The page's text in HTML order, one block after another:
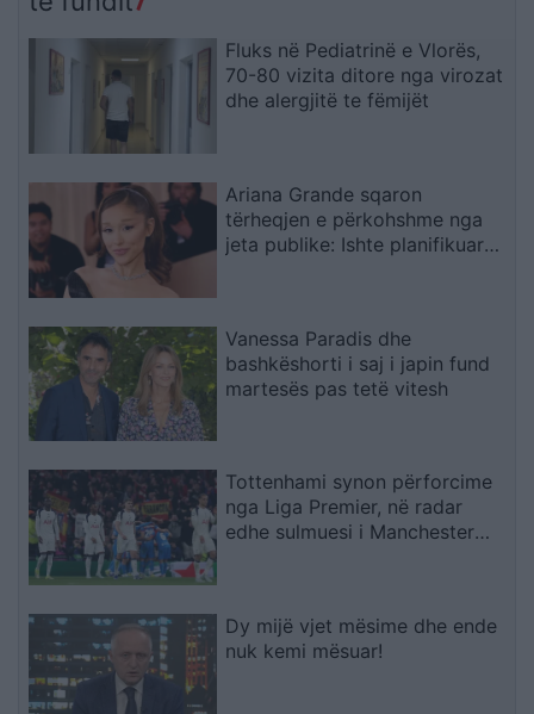
Fluks në Pediatrinë e Vlorës,
70-80 vizita ditore nga virozat
dhe alergjitë te fëmijët
Ariana Grande sqaron
tërheqjen e përkohshme nga
jeta publike: Ishte planifikuar
Vanessa Paradis dhe
bashkëshorti i saj i japin fund
martesës pas tetë vitesh
Tottenhami synon përforcime
nga Liga Premier, në radar
edhe sulmuesi i Manchester
Dy mijë vjet mësime dhe ende
nuk kemi mësuar!